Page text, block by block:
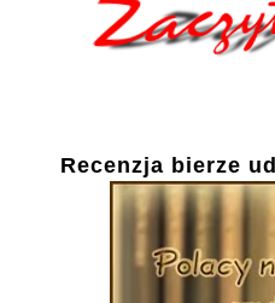
Recenzja bierze